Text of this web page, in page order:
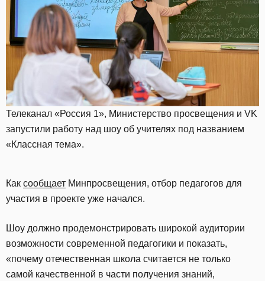
Телеканал «Россия 1», Министерство просвещения и VK
запустили работу над шоу об учителях под названием
«Классная тема».
Как сообщает Минпросвещения, отбор педагогов для
участия в проекте уже начался.
Шоу должно продемонстрировать широкой аудитории
возможности современной педагогики и показать,
«почему отечественная школа считается не только
самой качественной в части получения знаний,